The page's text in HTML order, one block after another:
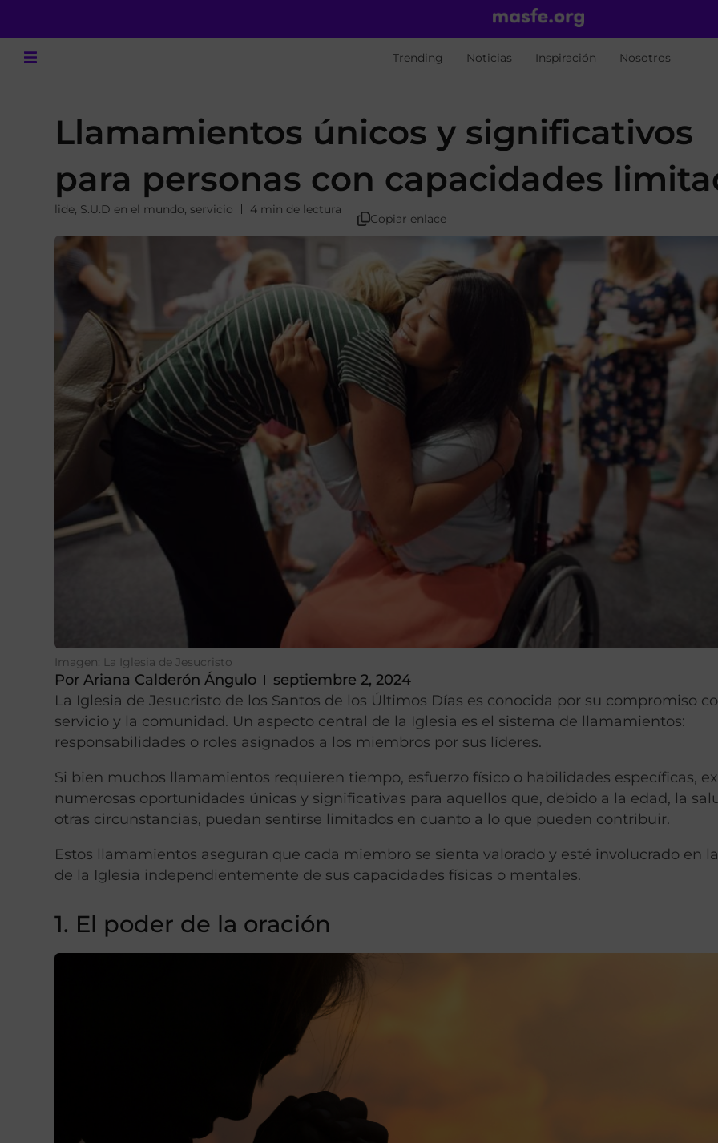
Trending Noticias Inspiración Nosotros
Llamamientos únicos y significativos
para personas con capacidades
lide, S.U.D en el mundo, servicio 4 min de lectura
Copiar enlace
Imagen: La Iglesia de Jesucristo
Por Ariana Calderón Ángulo
septiembre 2, 2024
La Iglesia de Jesucristo de los Santos de los Últimos Días es conocida por su compromiso
servicio y la comunidad. Un aspecto central de la Iglesia es el sistema de llamamientos:
responsabilidades o roles asignados a los miembros por sus líderes.
Si bien muchos llamamientos requieren tiempo, esfuerzo físico o habilidades específicas,
numerosas oportunidades únicas y significativas para aquellos que, debido a la edad, la
otras circunstancias, puedan sentirse limitados en cuanto a lo que pueden contribuir.
Estos llamamientos aseguran que cada miembro se sienta valorado y esté involucrado en
de la Iglesia independientemente de sus capacidades físicas o mentales.
1. El poder de la oración